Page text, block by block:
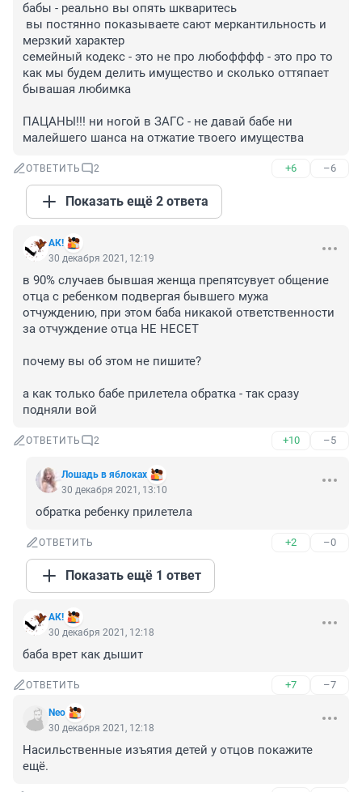
бабы - реально вы опять шкваритесь
вы постянно показываете сают меркантильность и
мерзкий характер
семейный кодекс - это не про любофффф - это про то
как мы будем делить имущество и сколько оттяпает
бывашая любимка
ПАЦАНЫ!!! ни ногой в ЗАГС - не давай бабе ни
малейшего шанса на отжатие твоего имущества
ОТВЕТИТЬ 2 +6 –6
Показать ещё 2 ответа
АК!
30 декабря 2021, 12:19
в 90% случаев бывшая женща препятсувует общение
отца с ребенком подвергая бывшего мужа
отчуждению, при этом баба никакой ответственности
за отчуждение отца НЕ НЕСЕТ
почему вы об этом не пишите?
а как только бабе прилетела обратка - так сразу
подняли вой
ОТВЕТИТЬ 2 +10 –5
Лошадь в яблоках
30 декабря 2021, 13:10
обратка ребенку прилетела
ОТВЕТИТЬ +2 –0
Показать ещё 1 ответ
АК!
30 декабря 2021, 12:18
баба врет как дышит
ОТВЕТИТЬ +7 –7
Nео
30 декабря 2021, 12:18
Насильственные изъятия детей у отцов покажите
ещё.